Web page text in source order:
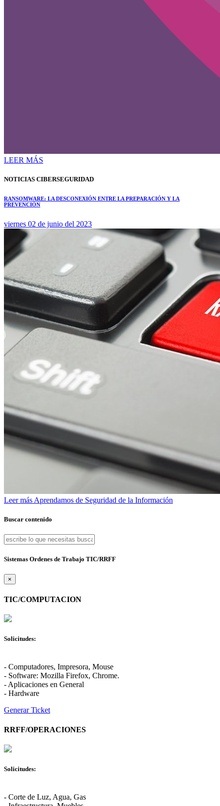
LEER MÁS
NOTICIAS CIBERSEGURIDAD
RANSOMWARE: LA DESCONEXIÓN ENTRE LA PREPARACIÓN Y LA
PREVENCIÓN
viernes 02 de junio del 2023
Leer más Aprendamos de Seguridad de la Información
Buscar contenido
Sistemas Ordenes de Trabajo TIC/RRFF
×
TIC/COMPUTACION
Solicitudes:
- Computadores, Impresora, Mouse
- Software: Mozilla Firefox, Chrome.
- Aplicaciones en General
- Hardware
Generar Ticket
RRFF/OPERACIONES
Solicitudes:
- Corte de Luz, Agua, Gas